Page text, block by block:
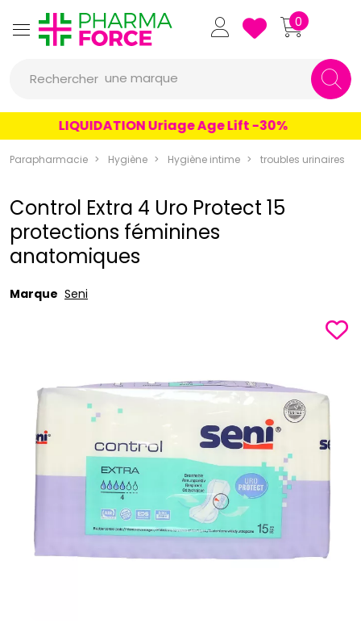
Pharmaforce Grande
0
Rechercher
un produit
une marque
LIQUIDATION Uriage Age Lift -30%
Parapharmacie Hygiène Hygiène intime troubles urinaires
Control Extra 4 Uro Protect 15
protections féminines
anatomiques
Marque Seni